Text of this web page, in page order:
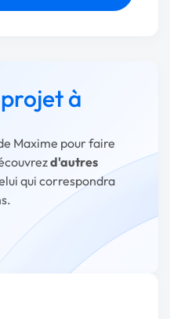
à
Maxime pour faire
d'autres
qui correspondra